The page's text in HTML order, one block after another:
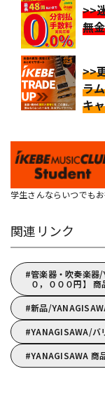
>>
無
>>
ラ
キ
学生さんならいつでもお
関連リンク
管楽器・吹奏楽器
０，０００円】 商
新品/
YANAGISAWA/バ
YANAGISAWA 商